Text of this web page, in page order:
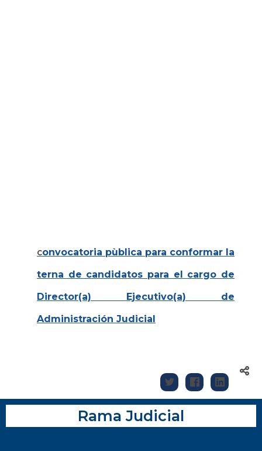
Convocatoria pùblica para conformar la
terna de candidatos para el cargo de
Director(a) Ejecutivo(a) de
Administración Judicial
Rama Judicial